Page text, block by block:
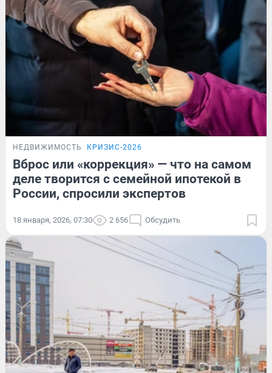
НЕДВИЖИМОСТЬ КРИЗИС-2026
Вброс или «коррекция» — что на самом
деле творится с семейной ипотекой в
России, спросили экспертов
18 января, 2026, 07:30 2 656 Обсудить